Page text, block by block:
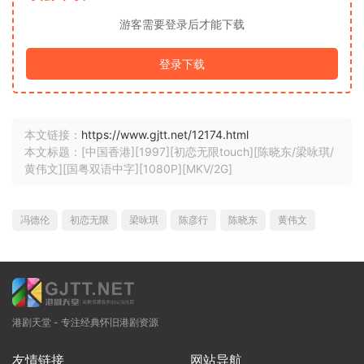
游客需要登录后才能下载
登录下载
本文链接： https://www.gjtt.net/12174.html
本文标题：[中国香港][1997][初恋无限touch][陈晓东/梁咏琪/
黄伟文][国粤双语中字][1080P][MKV/2G]
冯德伦 初恋无限 梁咏琪 陈彦行 陈晓东 黄伟文
港剧天堂 - 专注经典怀旧港剧资源
友情链接 网站导航